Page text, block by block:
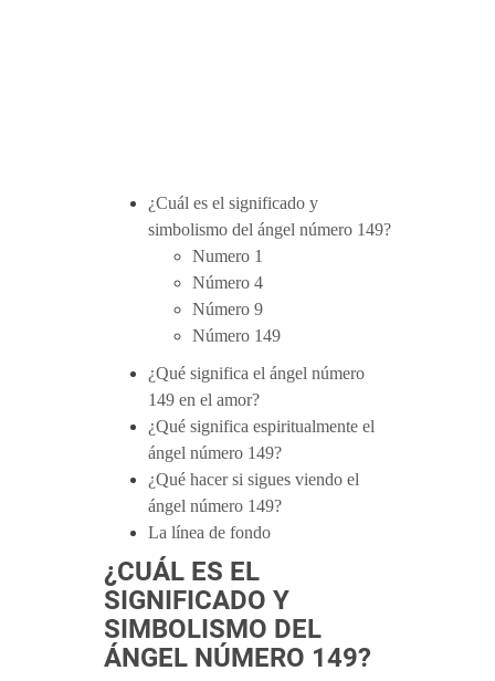
¿Cuál es el significado y
simbolismo del ángel número 149?
Numero 1
Número 4
Número 9
Número 149
¿Qué significa el ángel número
149 en el amor?
¿Qué significa espiritualmente el
ángel número 149?
¿Qué hacer si sigues viendo el
ángel número 149?
La línea de fondo
¿CUÁL ES EL
SIGNIFICADO Y
SIMBOLISMO DEL
ÁNGEL NÚMERO 149?